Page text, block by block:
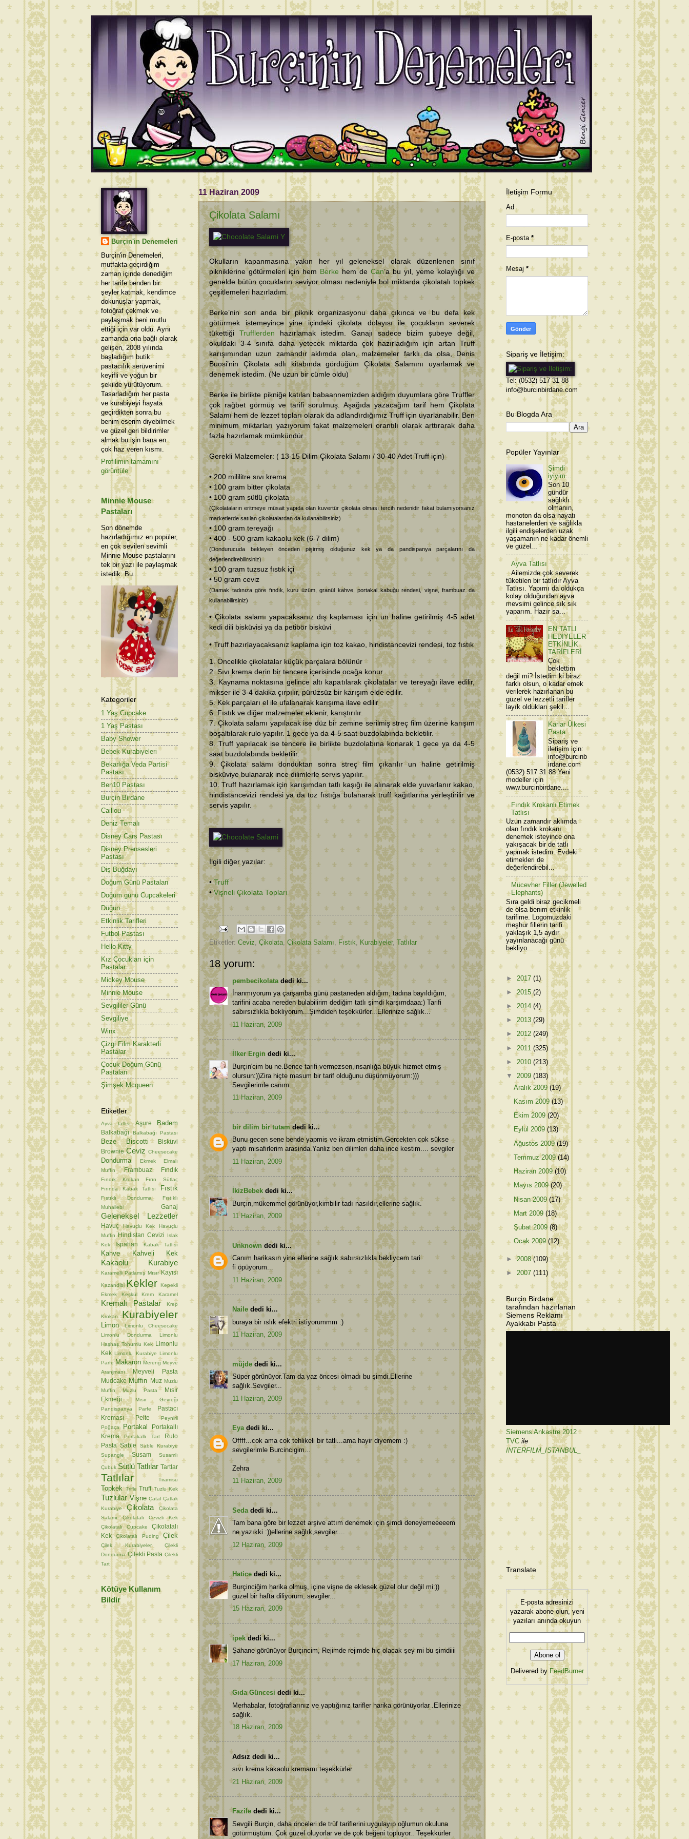
11 Haziran 2009
Çikolata Salamı
Okulların kapanmasına yakın her yıl geleneksel olarak düzenlenen sınıf
pikniklerine götürmeleri için hem Berke hem de Can’a bu yıl, yeme kolaylığı ve
genelde bütün çocukların seviyor olması nedeniyle bol miktarda çikolatalı topkek
çeşitlemeleri hazırladım.
Berke’nin son anda bir piknik organizasyonu daha çıkınca ve bu defa kek
götürmek istemeyince yine içindeki çikolata dolayısı ile çocukların severek
tükettiği Trufflerden hazırlamak istedim. Ganajı sadece bizim şubeye değil,
okuldaki 3-4 sınıfa daha yetecek miktarda çok hazırladığım için artan Truff
karışımından uzun zamandır aklımda olan, malzemeler farklı da olsa, Denis
Buosi’nin Çikolata adlı kitabında gördüğüm Çikolata Salamını uyarlamak ve
denemek istedim. (Ne uzun bir cümle oldu)
Berke ile birlikte pikniğe katılan babaannemizden aldığım duyumlara göre Truffler
çok rağbet görmüş ve tarifi sorulmuş. Aşağıda yazacağım tarif hem Çikolata
Salamı hem de lezzet topları olarak da adlandırdığımız Truff için uyarlanabilir. Ben
minimum miktarları yazıyorum fakat malzemeleri orantılı olarak arttırarak daha
fazla hazırlamak mümkündür.
Gerekli Malzemeler: ( 13-15 Dilim Çikolata Salamı / 30-40 Adet Truff için)
• 200 mililitre sıvı krema
• 100 gram bitter çikolata
• 100 gram sütlü çikolata
(Çikolataların eritmeye müsait yapıda olan kuvertür çikolata olması tercih nedenidir fakat bulamıyorsanız
marketlerde satılan çikolatalardan da kullanabilirsiniz)
• 100 gram tereyağı
• 400 - 500 gram kakaolu kek (6-7 dilim)
(Dondurucuda bekleyen önceden pişirmiş olduğunuz kek ya da pandispanya parçalarını da
değerlendirebilirsiniz)
• 100 gram tuzsuz fıstık içi
• 50 gram ceviz
(Damak tadınıza göre fındık, kuru üzüm, granül kahve, portakal kabuğu rendesi, vişne, frambuaz da
kullanabilirsiniz)
• Çikolata salamı yapacaksanız dış kaplaması için un haline getirilmiş 4-5 adet
kedi dili bisküvisi ya da petibör bisküvi
• Truff hazırlayacaksanız kaplama için toz kakao, hindistancevizi rendesi, toz fıstık
1. Öncelikle çikolatalar küçük parçalara bölünür
2. Sıvı krema derin bir tencere içerisinde ocağa konur
3. Kaynama noktasına gelince altı kapatılarak çikolatalar ve tereyağı ilave edilir,
mikser ile 3-4 dakika çırpılır, pürüzsüz bir karışım elde edilir.
5. Kek parçaları el ile ufalanarak karışıma ilave edilir
6. Fıstık ve diğer malzemeler eklenir, karıştırılır.
7. Çikolata salamı yapılacak ise düz bir zemine serilmiş streç film üzerine karışım
boşaltılarak rulo yapılır. 1 gece ya da 4-5 saat buzdolabında bekletilir.
8. Truff yapılacak ise tencere ile birlikte buzdolabına konarak 1 gece ya da 4-5
saat buzdolabında bekletilir.
9. Çikolata salamı donduktan sonra streç film çıkarılır un haline getirilmiş
bisküviye bulanarak ince dilimlerle servis yapılır.
10. Truff hazırlamak için karışımdan tatlı kaşığı ile alınarak elde yuvarlanır kakao,
hindistancevizi rendesi ya da toz fıstığa bulanarak truff kağıtlarına yerleştirilir ve
servis yapılır.
İlgili diğer yazılar:
•Truff
•Vişneli Çikolata Topları
Etiketler: Ceviz Çikolata Çikolata Salamı Fıstık Kurabiyeler, Tatlılar
18 yorum:
pembecikolata dedi ki...
İnanmıyorum ya çarşamba günü pastaneden aldığım, tadına bayıldığım,
tarifini acaba nereden bulabilirim dediğim tatlı şimdi karşımdaaa:) Tarifi
sabırsızlıkla bekliyorum...Şimdiden teşekkürler...Ellerinize sağlık...
11 Haziran, 2009
İlker Ergin dedi ki...
Burçin'cim bu ne.Bence tarifi vermezsen,insanlığa büyük hizmet etmiş
olursun:))Zira hiçte masum bir tarif olduğunu düşünmüyorum:)))
Sevgilerimle canım...
11 Haziran, 2009
bir dilim bir tutamdedi ki...
Bunu gecen sene bende yapmis ve ikram etmistim.Gercekten cok sükse
yapti misafirlerim arasinda.Yanliz ben dilimleri daha ince kestim.... sevgiler
11 Haziran, 2009
İkizBebek dedi ki...
Burçin,mükemmel görünüyor,kimbilir tadı nasıldır,ellerine sağlık.
11 Haziran, 2009
Unknown dedi ki...
Canım harikasın yine ellerine sağlık sabırsızlıkla bekliycem tari
fi öpüyorum...
11 Haziran, 2009
Naile dedi ki...
buraya bir ıslık efektri istiyorummm :)
11 Haziran, 2009
müjde dedi ki...
Süper görünüyor.Tam da yaz öncesi olmadı bu şimdi.Ellerine
sağlık.Sevgiler...
11 Haziran, 2009
Eyadedi ki...
Offff...cok ama cok tehlikeli bir tatli...ama hayir diyemem :)
sevgilerimle Burcincigim...
Zehra
11 Haziran, 2009
Seda dedi ki...
Tam bana göre bir lezzet arşive attım denemek için şimdi deneyemeeeeem
ne yazıkki :))ellerine sağlık,sevgiler....
12 Haziran, 2009
Hatice dedi ki...
Burçinciğim harika olmuş, içine vişne de eklesek güzel olur değil mi:))
güzel bir hafta diliyorum, sevgiler...
15 Haziran, 2009
ipekdedi ki...
Şahane görünüyor Burçincim, Rejimde rejimde hiç olacak şey mi bu şimdiiii
17 Haziran, 2009
Gıda Güncesi dedi ki...
Merhabalar, fotoğraflarınız ve yaptığınız tarifler harika görünüyorlar .Ellerinize
sağlık.
18 Haziran, 2009
Adsız dedi ki...
sıvı krema kakaolu kremamı teşekkürler
21 Haziran, 2009
Fazile dedi ki...
Sevgili Burçin, daha önceleri de trüf tariflerini uygulayıp oğlumun okuluna
götürmüştüm. Çok güzel oluyorlar ve de çok beğeni topluyor.. Teşekkürler
Burçin'in Denemeleri
Burçin'in Denemeleri,
mutfakta geçirdiğim
zaman içinde denediğim
her tarife benden bir
şeyler katmak, kendimce
dokunuşlar yapmak,
fotoğraf çekmek ve
paylaşmak beni mutlu
ettiği için var oldu. Aynı
zamanda ona bağlı olarak
gelişen, 2008 yılında
başladığım butik
pastacılık serüvenimi
keyifli ve yoğun bir
şekilde yürütüyorum.
Tasarladığım her pasta
ve kurabiyeyi hayata
geçirdikten sonra bu
benim eserim diyebilmek
ve güzel geri bildirimler
almak bu işin bana en
çok haz veren kısmı.
Profilimin tamamını
görüntüle
Minnie Mouse
Pastaları
Son dönemde
hazırladığımız en popüler,
en çok sevilen sevimli
Minnie Mouse pastalarını
tek bir yazı ile paylaşmak
istedik. Bu...
Kategoriler
1 Yaş Cupcake
1 Yaş Pastası
Baby Shower
Bebek Kurabiyeleri
Bekarlığa Veda Partisi
Pastası
Ben10 Pastası
Burçin Birdane
Caillou
Deniz Temalı
Disney Cars Pastası
Disney Prensesleri
Pastası
Diş Buğdayı
Doğum Günü Pastaları
Doğum günü Cupcakeleri
Düğün
Etkinlik Tarifleri
Futbol Pastası
Hello Kitty
Kız Çocukları için
Pastalar
Mickey Mouse
Minnie Mouse
Sevgililer Günü
Sevgiliye
Winx
Çizgi Film Karakterli
Pastalar
Çocuk Doğum Günü
Pastaları
Şimşek Mcqueen
Etiketler
Ayva tatlısı Aşure Badem
Balkabağı Balkabağı Pastası
Beze Biscotti
Bisküvi
Brownie Ceviz Cheesecake
Dondurma Ekmek
Elmalı
Muffin
Frambuaz Fındık
Fındık Krokan
Fırın Sütlaç
Fırında Kabak Tatlısı
Fıstık
Fıstıklı Dondurma
Fıstıklı
Muhallebi
Ganaj
Geleneksel Lezzetler
Havuç Havuçlu Kek
Havuçlu
Muffin Hindistan Cevizi
Islak
Kek
Ispahan Kabak Tatlısı
Kahve Kahveli Kek
Kakaolu Kurabiye
Karamelli Patlamış Mısır Kayısı
Kazandibi Kekler Kepekli
Ekmek
Keşkül Krem Karamel
Kremalı Pastalar Krep
Krokan Kurabiyeler
Limon
Limonlu Cheesecake
Limonlu Dondurma
Limonlu
Haşhaş Tohumlu Kek
Limonlu
Kek Limonlu Kurabiye Limonlu
Parfe Makaron Mereng Meyve
Aranjmanı
Meyveli Pasta
Mudcake Muffin Muz Muzlu
Muffin
Muzlu Pasta
Mısır
Ekmeği
Mısır Gevreği
Pandispanya
Parfe
Pastacı
Kreması
Pelte
Peynirli
Poğaça
Portakal
Portakallı
Krema
Portakallı Tart
Rulo
Pasta Sable
Sable Kurabiye
Supangle
Susam Susamlı
Çubuk Sütlü Tatlılar Tartlar
Tatlılar Tiramisu
Topkek Trifle Truff Tuzlu Kek
Tuzlular Vişne Çatal Çatlak
Kurabiye
Çikolata
Çikolata
Salamı
Çikolatalı Cevizli Kek
Çikolatalı Cupcake
Çikolatalı
Kek
Çikolatalı Puding Çilek
Çilek Kurabiyeler
Çilekli
Dondurma Çilekli Pasta Çilekli
Tart
Kötüye Kullanım
Bildir
İletişim Formu
Ad
E-posta*
Mesaj *
Sipariş ve İletişim:
Tel: (0532) 517 31 88
info@burcinbirdane.com
Bu Blogda Ara
Popüler Yayınlar
Şimdi
iyiyim...
Son 10
gündür
sağlıklı
olmanın,
monoton da olsa hayatı
hastanelerden ve sağlıkla
ilgili endişelerden uzak
yaşamanın ne kadar önemli
ve güzel...
Ayva Tatlısı
Ailemizde çok severek
tüketilen bir tatlıdır Ayva
Tatlısı. Yapımı da oldukça
kolay olduğundan ayva
mevsimi gelince sık sık
yaparım. Hazır sa...
EN TATLI
HEDİYELER
ETKİNLİK
TARİFLERİ
Çok
beklettim
değil mi? İstedim ki biraz
farklı olsun, o kadar emek
verilerek hazırlanan bu
güzel ve lezzetli tarifler
layık oldukları şekil...
Karlar Ülkesi
Pasta
Sipariş ve
iletişim için:
info@burcinb
irdane.com
(0532) 517 31 88 Yeni
modeller için
www.burcinbirdane....
Fındık Krokanlı Etimek
Tatlısı
Uzun zamandır aklımda
olan fındık krokanı
denemek isteyince ona
yakışacak bir de tatlı
yapmak istedim. Evdeki
etimekleri de
değerlendirebil...
Mücevher Filler (Jewelled
Elephants)
Sıra geldi biraz gecikmeli
de olsa benim etkinlik
tarifime. Logomuzdaki
meşhur fillerin tarifi
yaklaşık 1,5 aydır
yayınlanacağı günü
bekliyo...
► 2017 (1)
►2015(2)
► 2014 (4)
► 2013 (29)
► 2012 (249)
► 2011 (325)
► 2010 (213)
▼ 2009 (183)
Aralık 2009(19)
Kasım 2009(13)
Ekim 2009(20)
Eylül 2009(13)
Ağustos 2009(19)
Temmuz 2009(14)
Haziran 2009(10)
Mayıs 2009(20)
Nisan 2009(17)
Mart 2009(18)
Şubat 2009(8)
Ocak 2009(12)
►2008(109)
► 2007 (111)
Burçin Birdane
tarafından hazırlanan
Siemens Reklamı
Ayakkabı Pasta
Siemens Ankastre 2012
TVC ile
INTERFILM_ISTANBUL_
Translate
E-posta adresinizi
yazarak abone olun, yeni
yazıları anında okuyun
Delivered by FeedBurner